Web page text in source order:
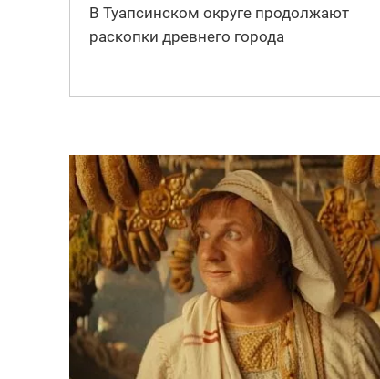
В Туапсинском округе продолжают
раскопки древнего города